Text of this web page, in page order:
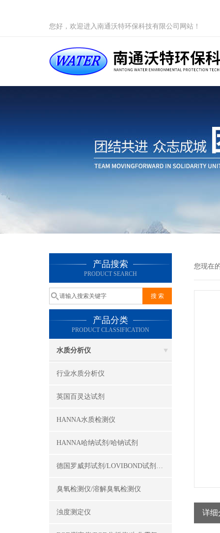
您好，欢迎进入南通沃特环保科技有限公司网站！
产品搜索
PRODUCT SEARCH
产品分类
PRODUCT CLASSIFICATION
水质分析仪
行业水质分析仪
英国百灵达试剂
HANNA水质检测仪
HANNA哈纳试剂/哈钠试剂
德国罗威邦试剂/LOVIBOND试剂/罗威邦试剂
臭氧检测仪/溶解臭氧检测仪
浊度测定仪
您现在
详细